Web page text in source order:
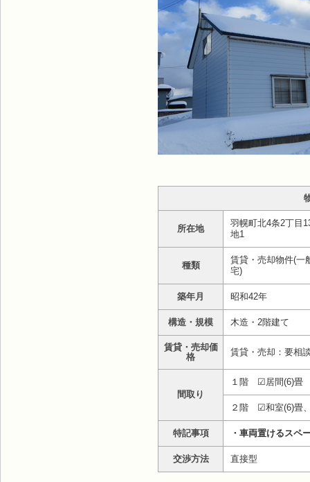
所在地
羽幌町北4条2丁目
地1
種類
賃貸・売却物件(一
宅)
築年月 昭和42年
構造・規模 木造・2階建て
賃貸・売却価
格
賃貸・売却：要相
間取り
１階 ☑居間(6)
２階 ☑和室(6)畳
特記事項 ・車両置けるスペ
交渉方法 直接型